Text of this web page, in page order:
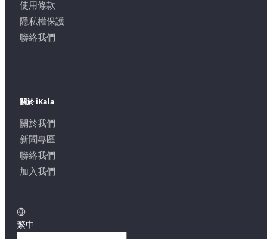
使用條款
隱私權保護
聯絡我們
關於 iKala
關於我們
新聞專區
聯絡我們
加入我們
繁中